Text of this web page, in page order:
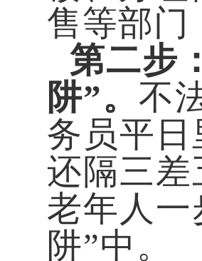
售等部门
第二步
阱”。 不
务员平
还隔三
老年人
阱”中。